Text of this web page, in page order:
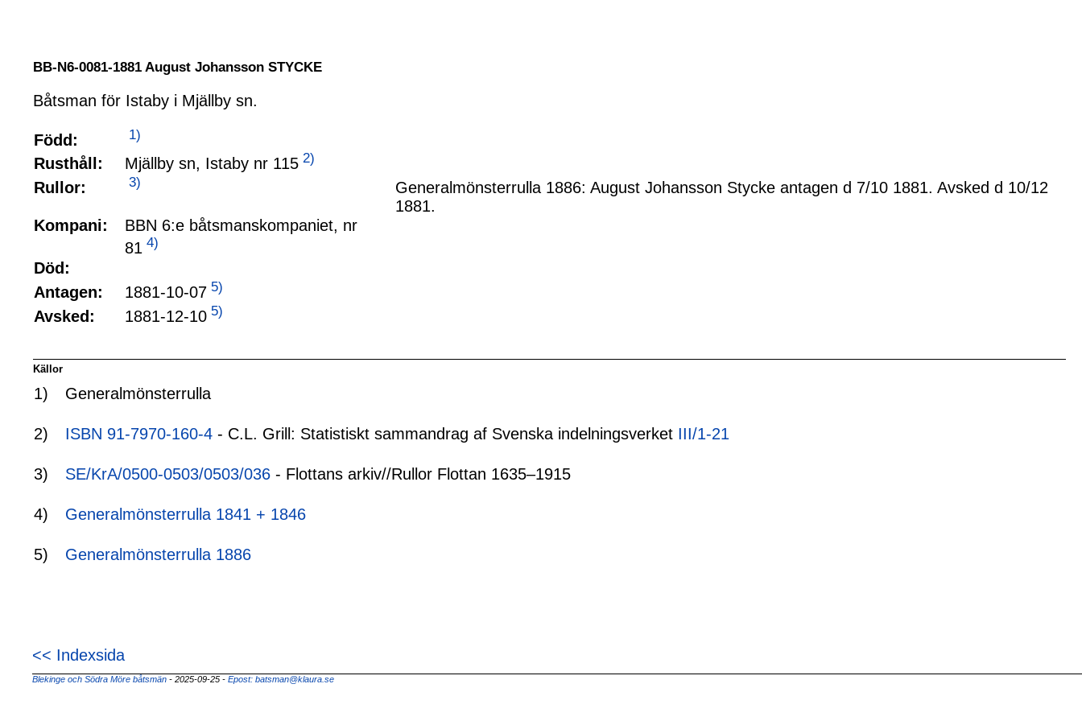
BB-N6-0081-1881 August Johansson STYCKE
Båtsman för Istaby i Mjällby sn.
Född: 1)
Rusthåll: Mjällby sn, Istaby nr 115 2)
Rullor: 3)
Generalmönsterrulla 1886: August Johansson Stycke antagen d 7/10 1881. Avsked d 10/12
1881.
Kompani:
BBN 6:e båtsmanskompaniet, nr
81 4)
Död:
Antagen:
1881-10-07 5)
Avsked: 1881-12-10 5)
Källor
1) Generalmönsterrulla
2) ISBN 91-7970-160-4 - C.L. Grill: Statistiskt sammandrag af Svenska indelningsverket III/1-21
3) SE/KrA/0500-0503/0503/036 - Flottans arkiv//Rullor Flottan 1635–1915
4) Generalmönsterrulla 1841 + 1846
5) Generalmönsterrulla 1886
<< Indexsida
Blekinge och Södra Möre båtsmän - 2025-09-25 - Epost: batsman@klaura.se